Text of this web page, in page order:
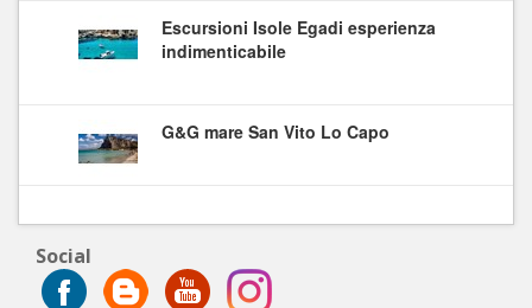
Escursioni Isole Egadi esperienza
indimenticabile
G&G mare San Vito Lo Capo
Social